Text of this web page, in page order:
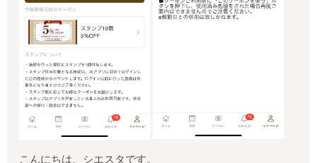
こんにちは、シエスタです。